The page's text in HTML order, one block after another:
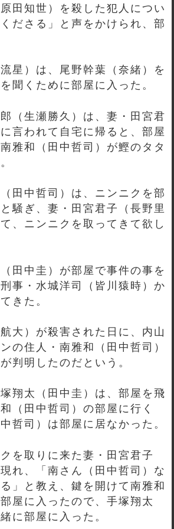
田知世）を殺した犯人につい
ださる」と声をかけられ、部
星）は、尾野幹葉（奈緒）を
聞くために部屋に入った。
（生瀬勝久）は、妻・田宮君
言われて自宅に帰ると、部屋
雅和（田中哲司）が鰹のタタ
田中哲司）は、ニンニクを部
騒ぎ、妻・田宮君子（長野里
、ニンニクを取ってきて欲し
田中圭）が部屋で事件の事を
事・水城洋司（皆川猿時）か
きた。
大）が殺害された日に、内山
の住人・南雅和（田中哲司）
判明したのだという。
翔太（田中圭）は、部屋を飛
（田中哲司）の部屋に行く
哲司）は部屋に居なかった。
を取りに来た妻・田宮君子
現れ、「南さん（田中哲司）な
」と教え、鍵を開けて南雅和
部屋に入ったので、手塚翔太
に部屋に入った。